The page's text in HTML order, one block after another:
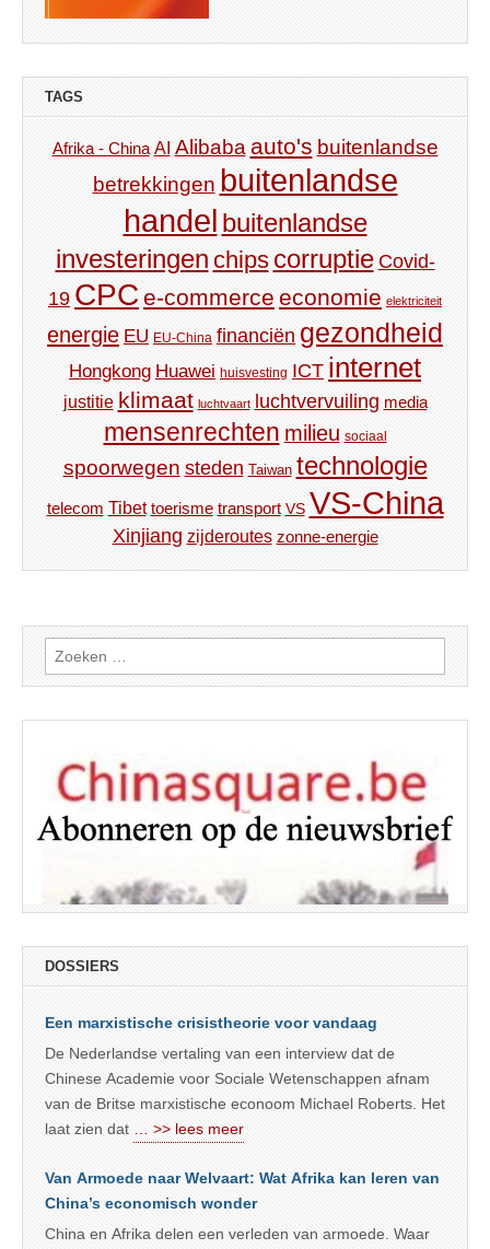
TAGS
Afrika - China AI Alibaba auto's buitenlandse
betrekkingen buitenlandse
handel buitenlandse
investeringen chips corruptie Covid-
19 CPC e-commerce economie elektriciteit
energie EU EU-China financiën gezondheid
Hongkong Huawei huisvesting ICT internet
justitie klimaat luchtvaart luchtvervuiling media
mensenrechten milieu sociaal
spoorwegen steden Taiwan technologie
telecom Tibet toerisme transport VS VS-China
Xinjiang zijderoutes zonne-energie
Zoeken
naar:
DOSSIERS
Een marxistische crisistheorie voor vandaag
De Nederlandse vertaling van een interview dat de
Chinese Academie voor Sociale Wetenschappen afnam
van de Britse marxistische econoom Michael Roberts. Het
laat zien dat
… >> lees meer
Van Armoede naar Welvaart: Wat Afrika kan leren van
China’s economisch wonder
China en Afrika delen een verleden van armoede. Waar